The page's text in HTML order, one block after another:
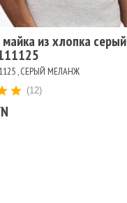
из хлопка серый
, СЕРЫЙ МЕЛАНЖ
(12)